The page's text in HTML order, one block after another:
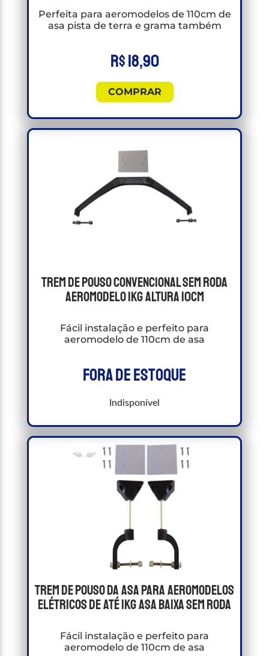
Perfeita para aeromodelos de 110cm de
asa pista de terra e grama também
R$18,90
COMPRAR
Trem De Pouso Convencional Sem Roda
Aeromodelo 1kg Altura 10cm
Fácil instalação e perfeito para
aeromodelo de 110cm de asa
Fora de estoque
Indisponível
Trem De Pouso Da Asa Para Aeromodelos
Elétricos de até 1kg Asa Baixa sem roda
Fácil instalação e perfeito para
aeromodelo de 110cm de asa